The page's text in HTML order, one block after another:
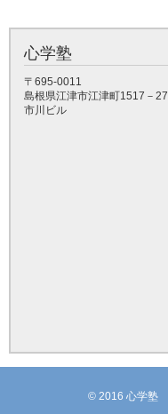
心学塾
〒695-0011
島根県江津市江津町1517－27
市川ビル
© 2016 心学塾